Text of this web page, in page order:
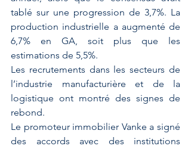
tablé sur une progression de 3,7%. La
production industrielle a augmenté de
6,7% en GA, soit plus que les
estimations de 5,5%.
Les recrutements dans les secteurs de
l’industrie manufacturière et de la
logistique ont montré des signes de
rebond.
Le promoteur immobilier Vanke a signé
des accords avec des institutions